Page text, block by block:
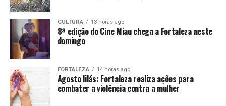
CULTURA 13 horas ago
8ª edição do Cine Miau chega a Fortaleza neste
domingo
FORTALEZA 14 horas ago
Agosto lilás: Fortaleza realiza ações para
combater a violência contra a mulher